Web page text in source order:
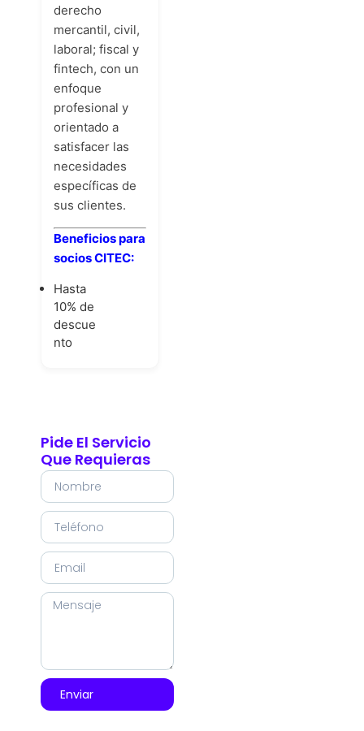
derecho
mercantil, civil,
laboral; fiscal y
fintech, con un
enfoque
profesional y
orientado a
satisfacer las
necesidades
específicas de
sus clientes.
Beneficios para
socios CITEC:
Hasta
10% de
descue
nto
Pide El Servicio
Que Requieras
Enviar